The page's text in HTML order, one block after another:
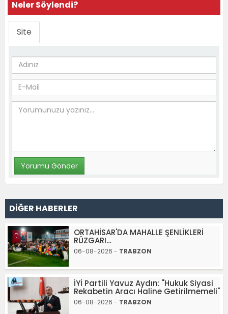
Neler Söylendi?
Site
DİĞER HABERLER
ORTAHİSAR'DA MAHALLE ŞENLİKLERİ
RÜZGARI…
06-08-2026 - TRABZON
İYİ Partili Yavuz Aydın: "Hukuk Siyasi
Rekabetin Aracı Haline Getirilmemeli"
06-08-2026 - TRABZON